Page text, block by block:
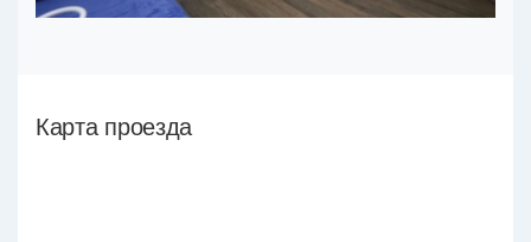
Карта проезда